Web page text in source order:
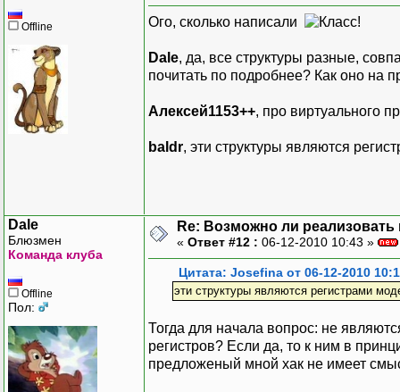
Offline Ого, сколько написали
Dale, да, все структуры разные,
почитать по подробнее? Как оно на
Алексей1153++, про виртуального
baldr, эти структуры являются
Dale
Блюзмен
Команда клуба
Offline
Пол:
Re: Возможно ли
« Ответ #12 : 06-12-2010 10:43 »
Цитата: Josefina от 06-12-2010
эти структуры являются регистрами
Тогда для начала вопрос: не
регистров? Если да, то к ним в
предложеный мной хак не имеет